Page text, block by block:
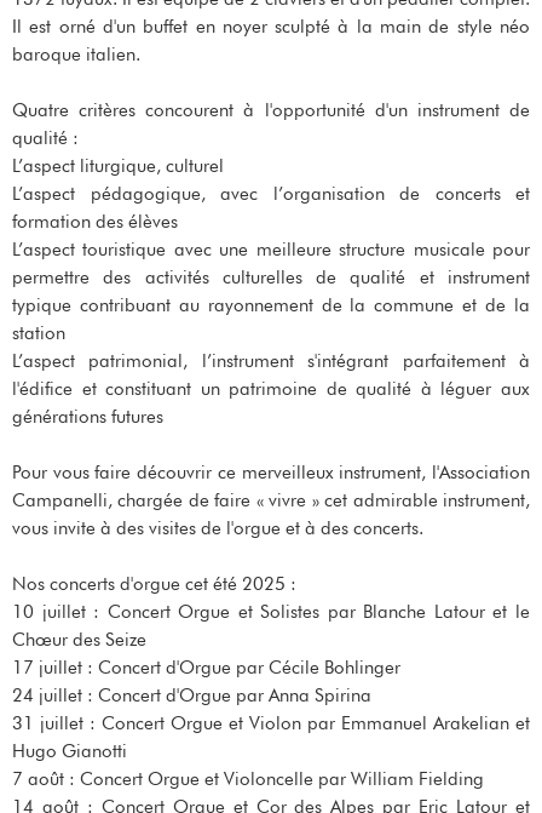
Il est orné d'un buffet en noyer sculpté à la main de style néo
baroque italien.
Quatre critères concourent à l'opportunité d'un instrument de
qualité :
L’aspect liturgique, culturel
L’aspect pédagogique, avec l’organisation de concerts et
formation des élèves
L’aspect touristique avec une meilleure structure musicale pour
permettre des activités culturelles de qualité et instrument
typique contribuant au rayonnement de la commune et de la
station
L’aspect patrimonial, l’instrument s'intégrant parfaitement à
l'édifice et constituant un patrimoine de qualité à léguer aux
générations futures
Pour vous faire découvrir ce merveilleux instrument, l'Association
Campanelli, chargée de faire « vivre » cet admirable instrument,
vous invite à des visites de l'orgue et à des concerts.
Nos concerts d'orgue cet été 2025 :
10 juillet : Concert Orgue et Solistes par Blanche Latour et le
Chœur des Seize
17 juillet : Concert d'Orgue par Cécile Bohlinger
24 juillet : Concert d'Orgue par Anna Spirina
31 juillet : Concert Orgue et Violon par Emmanuel Arakelian et
Hugo Gianotti
7 août : Concert Orgue et Violoncelle par William Fielding
14 août : Concert Orgue et Cor des Alpes par Eric Latour et